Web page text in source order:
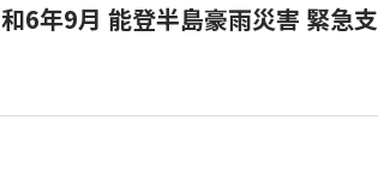
6年9月 能登半島豪雨災害 緊急支